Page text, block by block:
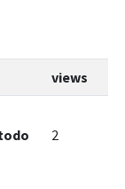
views
2